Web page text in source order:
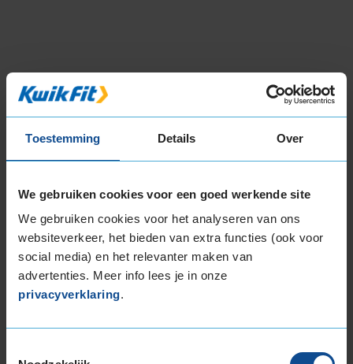
Toestemming Details Over
We gebruiken cookies voor een goed werkende site
We gebruiken cookies voor het analyseren van ons
websiteverkeer, het bieden van extra functies (ook voor
social media) en het relevanter maken van
advertenties. Meer info lees je in onze
privacyverklaring.
Beschikbare bandenmaten
13-inch banden
16-inch banden
195/55R16 91H EXTRALOAD
195/60R16 89H
195/60R16 93H EXTRALOAD
205/55R16 91H RUNFLAT
205/60R16 96H EXTRALOAD